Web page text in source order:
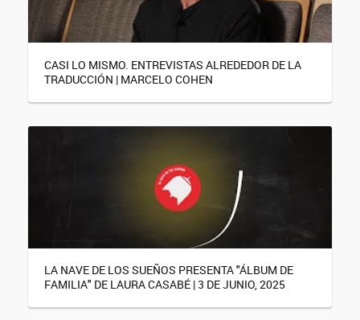
CASI LO MISMO. ENTREVISTAS ALREDEDOR DE LA
TRADUCCIÓN | MARCELO COHEN
LA NAVE DE LOS SUEÑOS PRESENTA "ÁLBUM DE
FAMILIA" DE LAURA CASABÉ | 3 DE JUNIO, 2025